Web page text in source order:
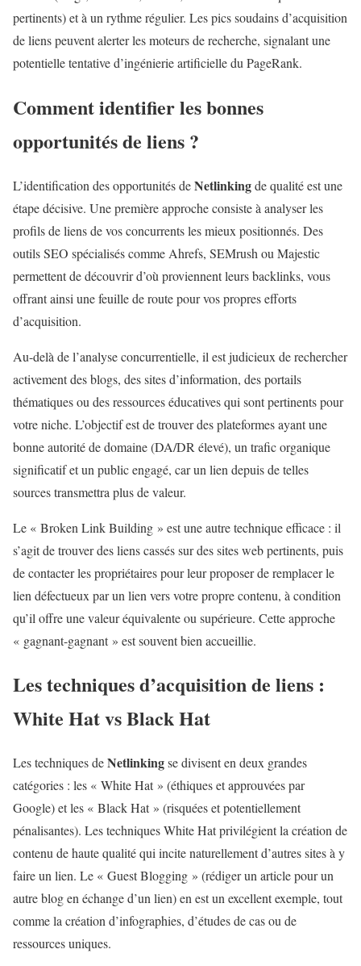
pertinents) et à un rythme régulier. Les pics soudains d’acquisition
de liens peuvent alerter les moteurs de recherche, signalant une
potentielle tentative d’ingénierie artificielle du PageRank.
Comment identifier les bonnes
opportunités de liens ?
L’identification des opportunités deNetlinkingde qualité est une
étape décisive. Une première approche consiste à analyser les
profils de liens de vos concurrents les mieux positionnés. Des
outils SEO spécialisés comme Ahrefs, SEMrush ou Majestic
permettent de découvrir d’où proviennent leurs backlinks, vous
offrant ainsi une feuille de route pour vos propres efforts
d’acquisition.
Au-delà de l’analyse concurrentielle, il est judicieux de rechercher
activement des blogs, des sites d’information, des portails
thématiques ou des ressources éducatives qui sont pertinents pour
votre niche. L’objectif est de trouver des plateformes ayant une
bonne autorité de domaine (DA/DR élevé), un trafic organique
significatif et un public engagé, car un lien depuis de telles
sources transmettra plus de valeur.
Le « Broken Link Building » est une autre technique efficace : il
s’agit de trouver des liens cassés sur des sites web pertinents, puis
de contacter les propriétaires pour leur proposer de remplacer le
lien défectueux par un lien vers votre propre contenu, à condition
qu’il offre une valeur équivalente ou supérieure. Cette approche
« gagnant-gagnant » est souvent bien accueillie.
Les techniques d’acquisition de liens :
White Hat vs Black Hat
Les techniques deNetlinkingse divisent en deux grandes
catégories : les « White Hat » (éthiques et approuvées par
Google) et les « Black Hat » (risquées et potentiellement
pénalisantes). Les techniques White Hat privilégient la création de
contenu de haute qualité qui incite naturellement d’autres sites à y
faire un lien. Le « Guest Blogging » (rédiger un article pour un
autre blog en échange d’un lien) en est un excellent exemple, tout
comme la création d’infographies, d’études de cas ou de
ressources uniques.